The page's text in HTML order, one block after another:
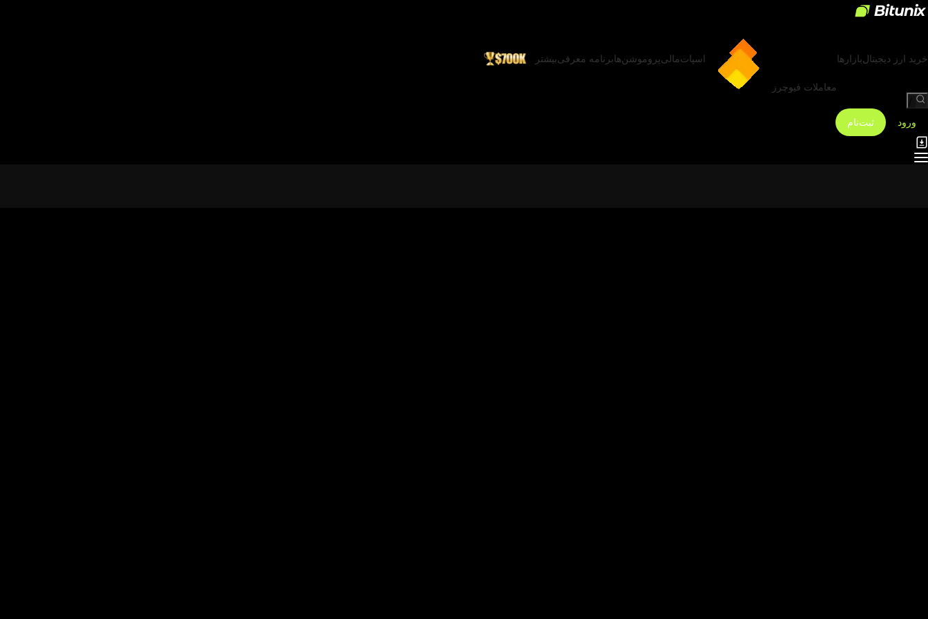
خرید ارز دیجیتالبازارها
معاملات فیوچرز
اسپاتمالیپروموشن‌هابرنامه معرفیبیشتر
ورود
ثبت‌نام